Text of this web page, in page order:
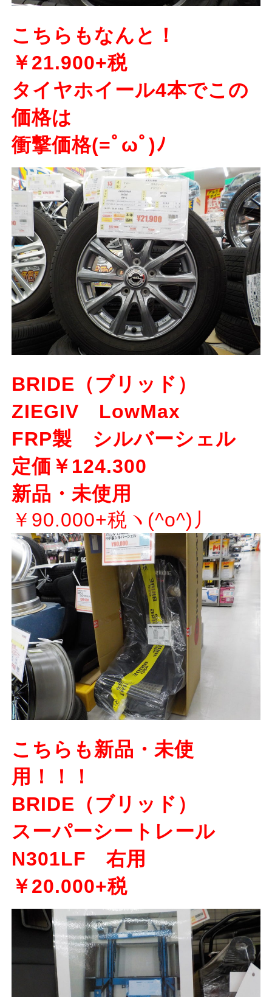
こちらもなんと！
￥21.900+税
タイヤホイール4本でこの
価格は
衝撃価格(=ﾟωﾟ)ﾉ
BRIDE（ブリッド）
ZIEGIV LowMax
FRP製 シルバーシェル
定価￥124.300
新品・未使用
￥90.000+税ヽ(^o^)丿
こちらも新品・未使
用！！！
BRIDE（ブリッド）
スーパーシートレール
N301LF 右用
￥20.000+税